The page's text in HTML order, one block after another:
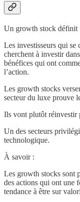
Un growth stock définit
Les investisseurs qui se
cherchent à investir
bénéfices qui ont
l’action.
Les growth stocks
secteur du luxe prouve
Ils vont plutôt réinvestir
Un des secteurs
technologique.
À savoir :
Les growth stocks sont
des actions qui ont une
tendance à être sur